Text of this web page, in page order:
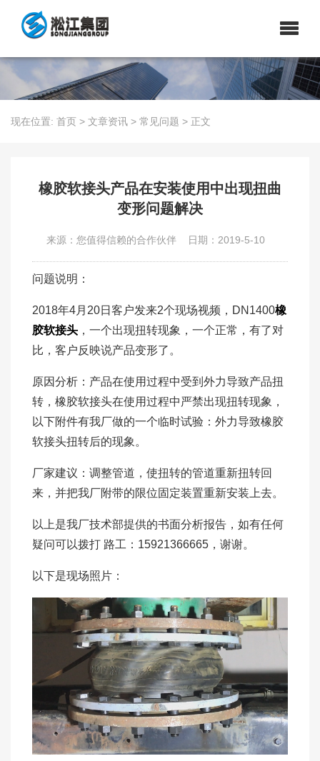
现在位置: 首页 > 文章资讯 > 常见问题 > 正文
橡胶软接头产品在安装使用中出现扭曲
变形问题解决
来源：您值得信赖的合作伙伴 日期：2019-5-10
问题说明：
2018年4月20日客户发来2个现场视频，DN1400橡
胶软接头 ，一个出现扭转现象，一个正常，有了对
比，客户反映说产品变形了。
原因分析：产品在使用过程中受到外力导致产品扭
转，橡胶软接头在使用过程中严禁出现扭转现象，
以下附件有我厂做的一个临时试验：外力导致橡胶
软接头扭转后的现象。
厂家建议：调整管道，使扭转的管道重新扭转回
来，并把我厂附带的限位固定装置重新安装上去。
以上是我厂技术部提供的书面分析报告，如有任何
疑问可以拨打 路工：15921366665，谢谢。
以下是现场照片：